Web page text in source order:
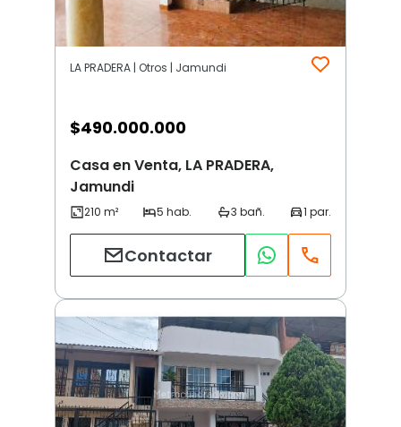
LA PRADERA | Otros | Jamundi
$490.000.000
Casa en Venta, LA PRADERA,
Jamundi
Contactar